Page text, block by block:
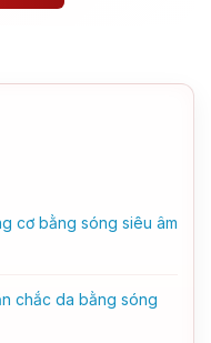
cơ bằng sóng siêu âm
chắc da bằng sóng